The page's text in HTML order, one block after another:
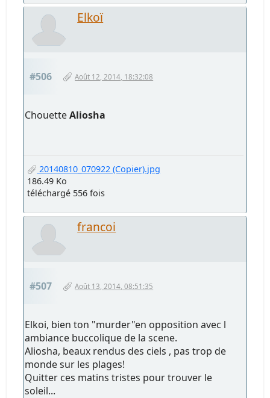
Elkoï
#506 Août 12, 2014, 18:32:08
ChouetteAliosha
20140810_070922 (Copier).jpg
186.49 Ko
téléchargé 556 fois
francoi
#507 Août 13, 2014, 08:51:35
Elkoi, bien ton "murder"en opposition avec l
ambiance buccolique de la scene.
Aliosha, beaux rendus des ciels , pas trop de
monde sur les plages!
Quitter ces matins tristes pour trouver le
soleil...